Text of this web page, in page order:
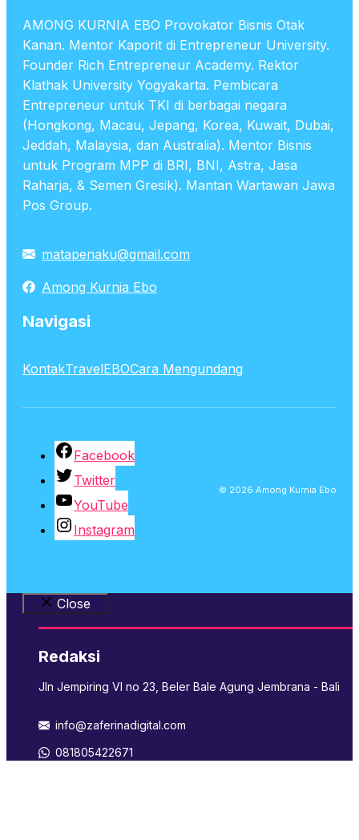
AMONG KURNIA EBO Provokator Bisnis Otak
Kanan. Mentor Kaporit di Entrepreneur University.
Founder Rich Entrepreneur Academy. Rektor
Klathak University Yogyakarta. Pembicara
Entrepreneur untuk TKI di berbagai negara
(Hongkong, Macau, Jepang, Korea, Kuwait, Dubai,
Jeddah, Malaysia, dan Australia). Mentor Bisnis
untuk Program MPP di BRI, BNI, Astra, Jasa
Raharja, & Semen Gresik). Mantan Wartawan Jawa
Pos Group.
matapenaku@gmail.com
Among Kurnia Ebo
Navigasi
KontakTravelEBOCara Mengundang
Facebook
Twitter
YouTube
Instagram
© 2026 Among Kurnia Ebo
Close
Redaksi
Jln Jempiring VI no 23, Beler Bale Agung Jembrana - Bali
info@zaferinadigital.com
081805422671